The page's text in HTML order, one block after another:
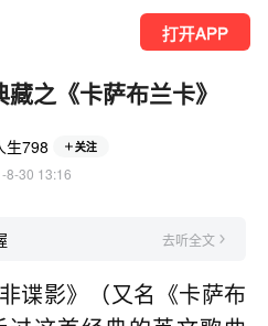
打开APP
之《卡萨布兰卡》
生798 关注
8-30 13:16
去听全文
谍影》（又名《卡萨布